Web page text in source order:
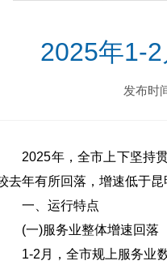
2025年1-
发布时
2025年，全市上下坚持贯
去年有所回落，增速低于昆
一、运行特点
(一)服务业整体增速回落
1-2月，全市规上服务业数